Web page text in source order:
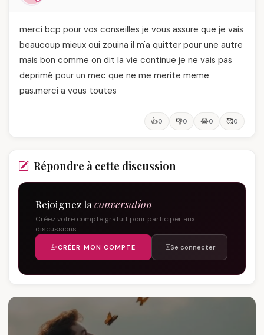
merci bcp pour vos conseilles je vous assure que je vais
beaucoup mieux oui zouina il m'a quitter pour une autre
mais bon comme on dit la vie continue je ne vais pas
deprimé pour un mec que ne me merite meme
pas.merci a vous toutes
👍0 👎0 😂0 🥰0
Répondre à cette discussion
Rejoignez la conversation
Créez votre compte gratuit pour participer aux
discussions.
CRÉER MON COMPTE Se connecter